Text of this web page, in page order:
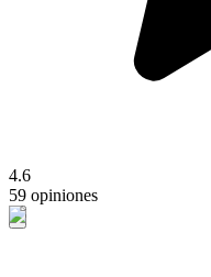
4.6
59 opiniones